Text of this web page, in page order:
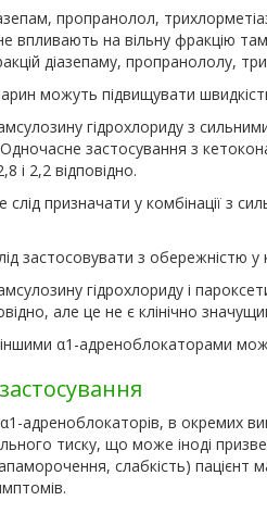
пропранолол,
впливають на вільну фракцію
діазепаму, пропранололу,
можуть підвищувати швидкість
гідрохлориду з
застосування з
і 2,2 відповідно.
призначати у комбінації з
застосовувати з обережністю у
гідрохлориду і
але це не є клінічно
α1 -адреноблокаторами
1 -адреноблокаторів, в окремих
тиску, що може іноді
слабкість)